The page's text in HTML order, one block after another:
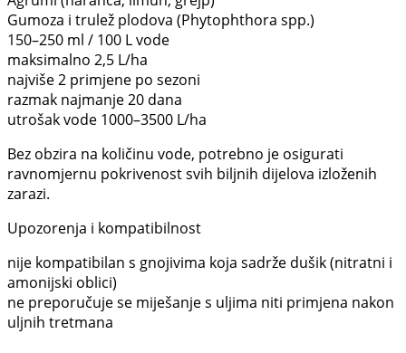
Gumoza i trulež plodova (Phytophthora spp.)
150–250 ml / 100 L vode
maksimalno 2,5 L/ha
najviše 2 primjene po sezoni
razmak najmanje 20 dana
utrošak vode 1000–3500 L/ha
Bez obzira na količinu vode, potrebno je osigurati
ravnomjernu pokrivenost svih biljnih dijelova izloženih
zarazi.
Upozorenja i kompatibilnost
nije kompatibilan s gnojivima koja sadrže dušik (nitratni i
amonijski oblici)
ne preporučuje se miješanje s uljima niti primjena nakon
uljnih tretmana